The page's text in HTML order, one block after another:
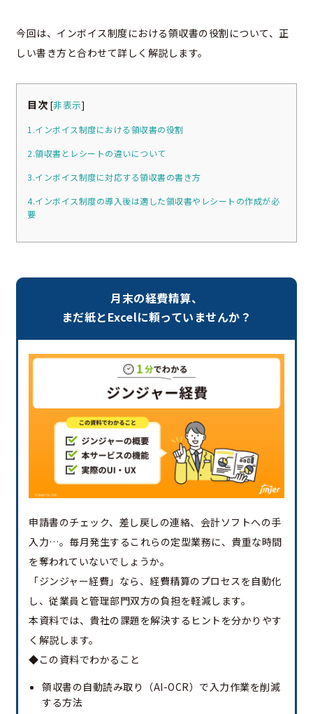
今回は、インボイス制度における領収書の役割について、正
しい書き方と合わせて詳しく解説します。
目次 [非表示]
1.インボイス制度における領収書の役割
2.領収書とレシートの違いについて
3.インボイス制度に対応する領収書の書き方
4.インボイス制度の導入後は適した領収書やレシートの作成が必
要
月末の経費精算、
まだ紙とExcelに頼っていませんか？
申請書のチェック、差し戻しの連絡、会計ソフトへの手
入力…。毎月発生するこれらの定型業務に、貴重な時間
を奪われていないでしょうか。
「ジンジャー経費」なら、経費精算のプロセスを自動化
し、従業員と管理部門双方の負担を軽減します。
本資料では、貴社の課題を解決するヒントを分かりやす
く解説します。
◆この資料でわかること
領収書の自動読み取り（AI-OCR）で入力作業を削減
する方法